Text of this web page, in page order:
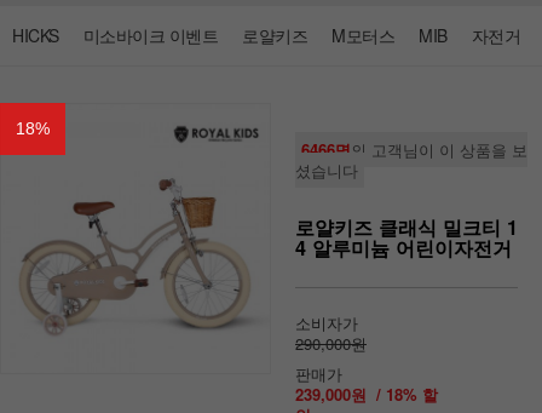
HICKS 미소바이크 이벤트 로얄키즈 M모터스 MIB 자전거
18%
6466명의 고객님이 이 상품을 보
셨습니다
로얄키즈 클래식 밀크티 1
4 알루미늄 어린이자전거
소비자가
290,000원
판매가
239,000원 / 18% 할